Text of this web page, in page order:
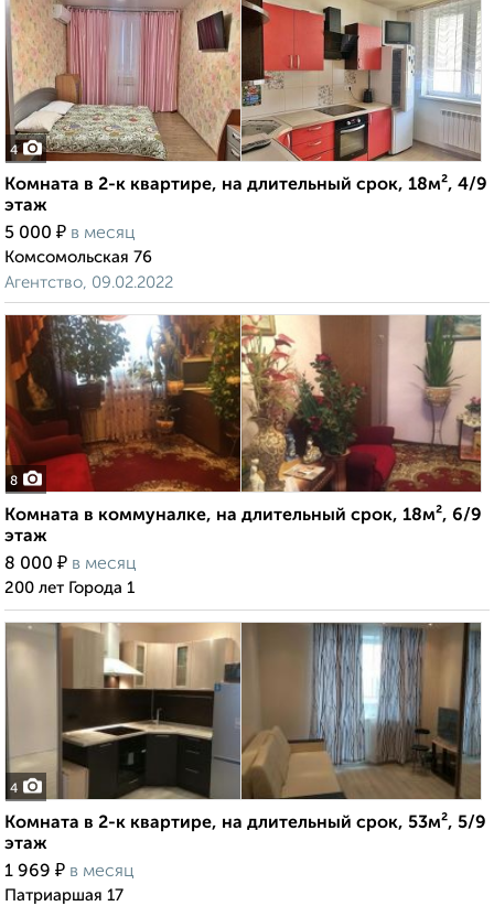
4
Комната в 2-к квартире, на длительный срок, 18м², 4/9
этаж
5 000 ₽ в месяц
Комсомольская 76
Агентство, 09.02.2022
8
Комната в коммуналке, на длительный срок, 18м², 6/9
этаж
8 000 ₽ в месяц
200 лет Города 1
4
Комната в 2-к квартире, на длительный срок, 53м², 5/9
этаж
1 969 ₽ в месяц
Патриаршая 17